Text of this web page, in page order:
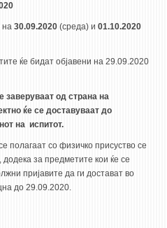
на 30.09.2020 (среда) и 01.10.2020
ќе бидат објавени на 29.09.2020
заверуваат од страна на
ќе се доставуваат до
на испитот.
полагаат со физичко присуство се
за предметите кои ќе се
пријавите да ги достават во
до 29.09.2020.